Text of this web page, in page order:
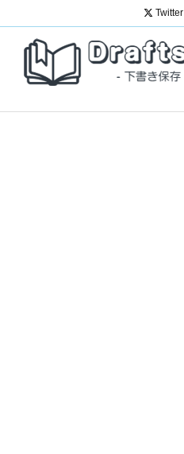
Twitter